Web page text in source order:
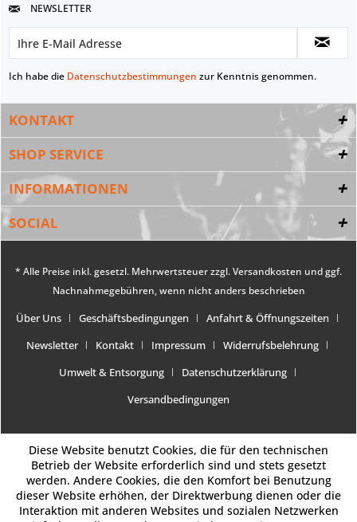
NEWSLETTER
Ich habe die Datenschutzbestimmungen zur Kenntnis genommen.
KONTAKT
SHOP SERVICE
INFORMATIONEN
SOCIAL
* Alle Preise inkl. gesetzl. Mehrwertsteuer zzgl.Versandkosten und ggf.
Nachnahmegebühren, wenn nicht anders beschrieben
Über Uns Geschäftsbedingungen
Anfahrt & Öffnungszeiten
Newsletter
Kontakt Impressum
Widerrufsbelehrung
Umwelt & Entsorgung
Datenschutzerklärung
Versandbedingungen
Diese Website benutzt Cookies, die für den technischen
Betrieb der Website erforderlich sind und stets gesetzt
werden. Andere Cookies, die den Komfort bei Benutzung
dieser Website erhöhen, der Direktwerbung dienen oder die
Interaktion mit anderen Websites und sozialen Netzwerken